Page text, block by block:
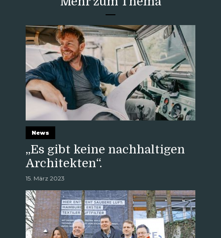
News
„Es gibt keine nachhaltigen
Architekten“.
15. März 2023